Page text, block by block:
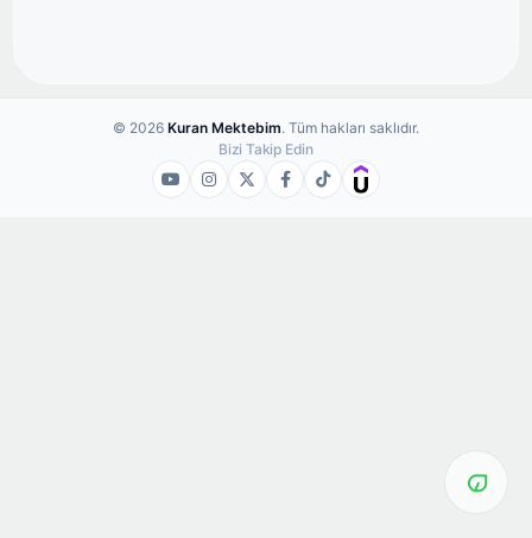
© 2026 Kuran Mektebim. Tüm hakları saklıdır.
Bizi Takip Edin